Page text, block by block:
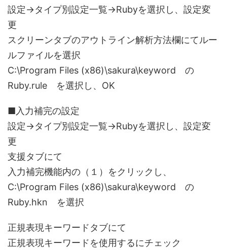
設定→タイプ別設定一覧→Rubyを選択し、設定変
更
スクリーンタブのアウトライン解析方法欄にてルー
ルファイルを選択
C:\Program Files (x86)\sakura\keyword の
Ruby.rule を選択し、OK
■入力補完の設定
設定→タイプ別設定一覧→Rubyを選択し、設定変
更
支援タブにて
入力補完機能内の（１）をクリックし、
C:\Program Files (x86)\sakura\keyword の
Ruby.hkn を選択
正規表現キーワードタブにて
正規表現キーワードを使用するにチェック